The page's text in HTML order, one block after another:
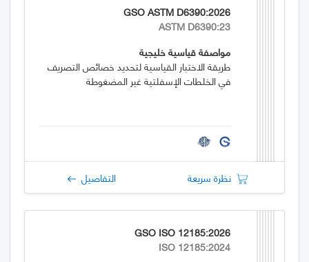
GSO ASTM D6390:2026
ASTM D6390:23
مواصفة قياسية خليجية
طريقة الاختبار القياسية لتحديد خصائص التصريف
في الخلطات الإسفلتية غير المضغوطة
نظرة سريعة التفاصيل
GSO ISO 12185:2026
ISO 12185:2024